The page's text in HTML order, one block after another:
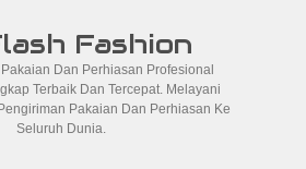
Fashion
Dan Perhiasan Profesional
Terbaik Dan Tercepat. Melayani
Pakaian Dan Perhiasan Ke
Seluruh Dunia.